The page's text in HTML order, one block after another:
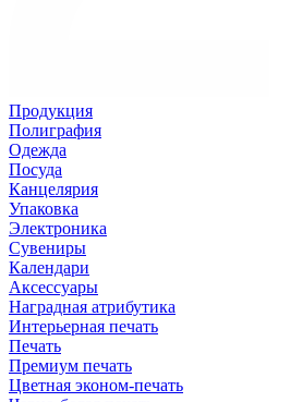
Продукция
Полиграфия
Одежда
Посуда
Канцелярия
Упаковка
Электроника
Сувениры
Календари
Аксессуары
Наградная атрибутика
Интерьерная печать
Печать
Премиум печать
Цветная эконом-печать